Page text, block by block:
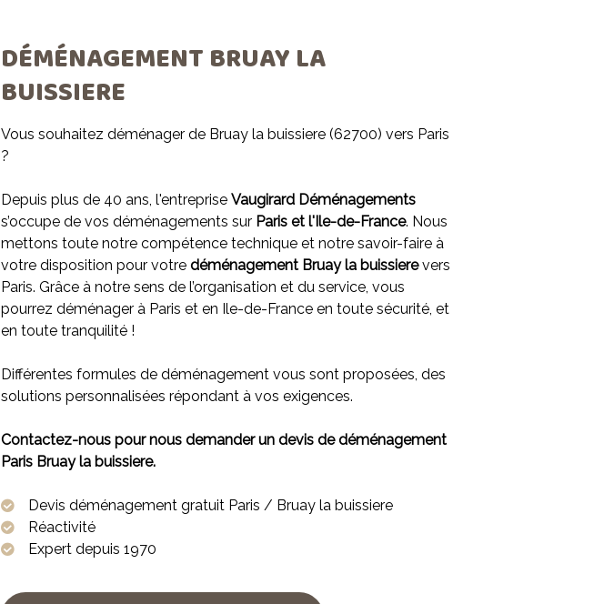
DÉMÉNAGEMENT BRUAY LA
BUISSIERE
Vous souhaitez déménager de Bruay la buissiere (62700) vers Paris
?
Depuis plus de 40 ans, l'entreprise Vaugirard Déménagements
s’occupe de vos déménagements sur Paris et l'Ile-de-France. Nous
mettons toute notre compétence technique et notre savoir-faire à
votre disposition pour votre déménagement Bruay la buissierevers
Paris. Grâce à notre sens de l’organisation et du service, vous
pourrez déménager à Paris et en Ile-de-France en toute sécurité, et
en toute tranquilité !
Différentes formules de déménagement vous sont proposées, des
solutions personnalisées répondant à vos exigences.
Contactez-nous pour nous demander un devis de déménagement
Paris Bruay la buissiere.
Devis déménagement gratuit Paris / Bruay la buissiere
Réactivité
Expert depuis 1970